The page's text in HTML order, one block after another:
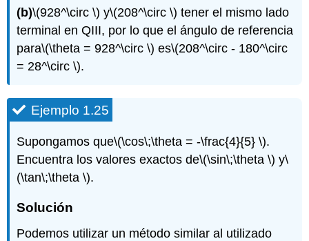
(b)\(928^\circ \) y\(208^\circ \) tener el mismo lado
terminal en QIII, por lo que el ángulo de referencia
para\(\theta = 928^\circ \) es\(208^\circ - 180^\circ
= 28^\circ \).
Ejemplo 1.25
Supongamos que\(\cos\;\theta = -\frac{4}{5} \).
Encuentra los valores exactos de\(\sin\;\theta \) y\
(\tan\;\theta \).
Solución
Podemos utilizar un método similar al utilizado